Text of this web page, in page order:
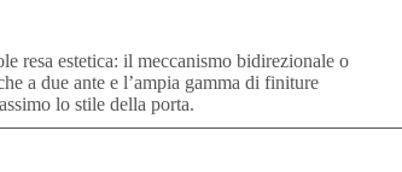
resa estetica: il meccanismo bidirezionale o
a due ante e l’ampia gamma di finiture
lo stile della porta.